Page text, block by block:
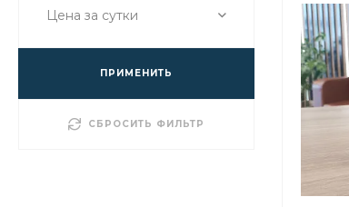
Цена за сутки
ПРИМЕНИТЬ
СБРОСИТЬ ФИЛЬТР